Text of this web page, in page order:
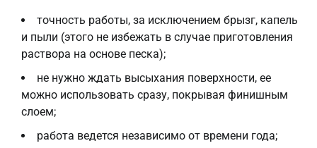
точность работы, за исключением брызг, капель
и пыли (этого не избежать в случае приготовления
раствора на основе песка);
не нужно ждать высыхания поверхности, ее
можно использовать сразу, покрывая финишным
слоем;
работа ведется независимо от времени года;